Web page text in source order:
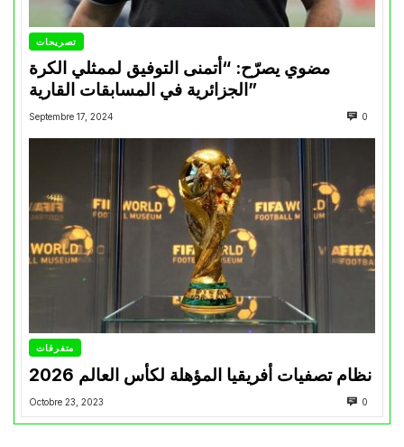
تصريحات
مضوي يصرّح: “أتمنى التوفيق لممثلي الكرة
الجزائرية في المسابقات القارية”
Septembre 17, 2024 0
متفرقات
نظام تصفيات أفريقيا المؤهلة لكأس العالم 2026
Octobre 23, 2023 0